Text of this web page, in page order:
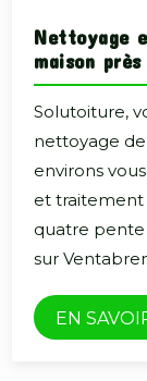
Nettoyage
maison
Solutoiture,
nettoyage
environs
et traitement
quatre pente
sur
EN